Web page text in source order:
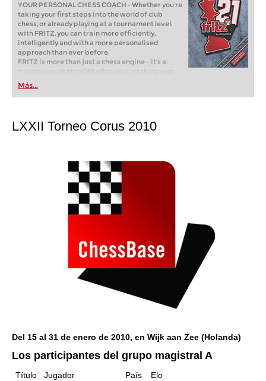
YOUR PERSONAL CHESS COACH - Whether you’re
taking your first steps into the world of club
chess, or already playing at a tournament level:
with FRITZ, you can train more efficiently,
intelligently and with a more personalised
approach than ever before.
FRITZ is more than just a chess engine – it’s a
training revolution! Whether you’re taking your
first steps into the world of club chess, or already
playing at a tournament level: with FRITZ, you can
train more efficiently, intelligently and with a
Más...
LXXII Torneo Corus 2010
Del 15 al 31 de enero de 2010, en Wijk aan Zee (Holanda)
Los participantes del grupo magistral A
Título Jugador País
Elo